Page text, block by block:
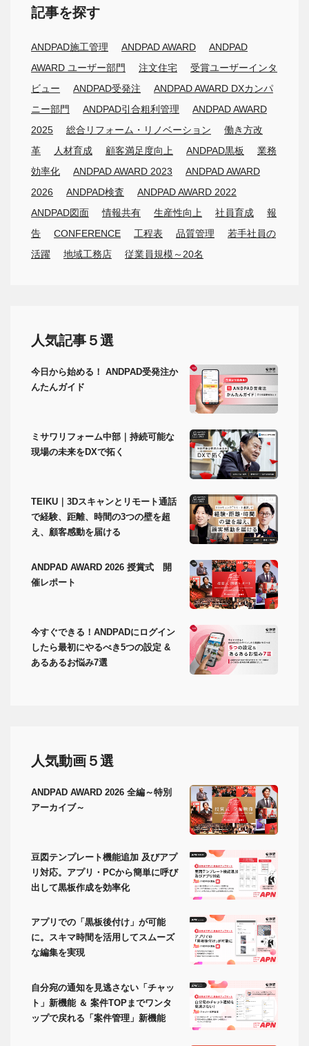
記事を探す
ANDPAD施工管理 ANDPAD AWARD
ANDPAD
AWARD ユーザー部門
注文住宅
受賞ユーザーインタ
ビュー
ANDPAD受発注
ANDPAD AWARD DXカンパ
ニー部門
ANDPAD引合粗利管理
ANDPAD AWARD
2025
総合リフォーム・リノベーション
働き方改
革
人材育成 顧客満足度向上 ANDPAD黒板
業務
効率化
ANDPAD AWARD 2023
ANDPAD AWARD
2026
ANDPAD検査
ANDPAD AWARD 2022
ANDPAD図面
情報共有 生産性向上 社員育成
報
告
CONFERENCE 工程表 品質管理
若手社員の
活躍
地域工務店 従業員規模～20名
人気記事５選
今日から始める！ ANDPAD受発注か
んたんガイド
ミサワリフォーム中部｜持続可能な
現場の未来をDXで拓く
TEIKU｜3Dスキャンとリモート通話
で経験、距離、時間の3つの壁を超
え、顧客感動を届ける
ANDPAD AWARD 2026 授賞式 開
催レポート
今すぐできる！ANDPADにログイン
したら最初にやるべき5つの設定 &
あるあるお悩み7選
人気動画５選
ANDPAD AWARD 2026 全編～特別
アーカイブ～
豆図テンプレート機能追加 及びアプ
リ対応。アプリ・PCから簡単に呼び
出して黒板作成を効率化
アプリでの「黒板後付け」が可能
に。スキマ時間を活用してスムーズ
な編集を実現
自分宛の通知を見逃さない「チャッ
ト」新機能 ＆ 案件TOPまでワンタ
ップで戻れる「案件管理」新機能